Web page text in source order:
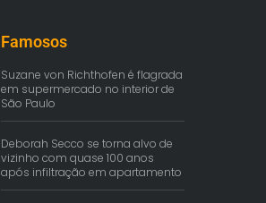
Famosos
Suzane von Richthofen é flagrada
em supermercado no interior de
São Paulo
Deborah Secco se torna alvo de
vizinho com quase 100 anos
após infiltração em apartamento